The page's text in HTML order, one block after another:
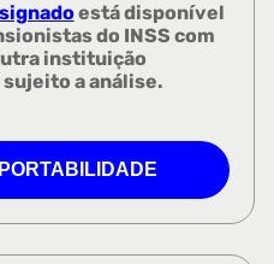
está disponível
do INSS com
instituição
a análise.